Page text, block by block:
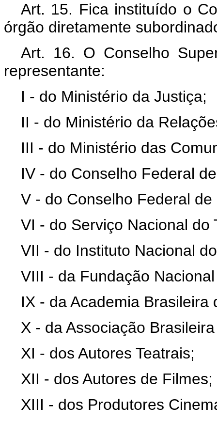
Art. 15. Fica instituído o
órgão diretamente
Art. 16. O Conselho
representante:
I - do Ministério da Justiça;
II - do Ministério da
III - do Ministério das
IV - do Conselho Federal
V - do Conselho Federal de
VI - do Serviço Nacional do
VII - do Instituto Nacional
VIII - da Fundação
IX - da Academia Brasileira
X - da Associação
XI - dos Autores Teatrais;
XII - dos Autores de Filmes;
XIII - dos Produtores